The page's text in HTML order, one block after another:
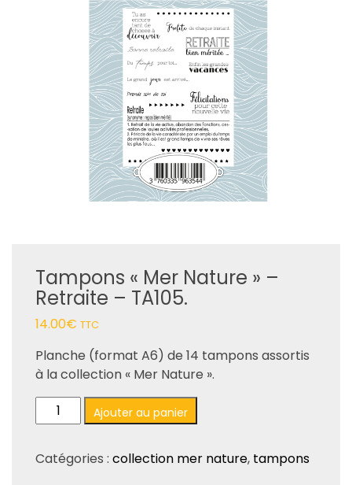
Tampons « Mer Nature » –
Retraite – TA105.
14.00€ TTC
Planche (format A6) de 14 tampons assortis
à la collection « Mer Nature ».
quantité
de
«
Ajouter au panier
Catégories : collection mer nature, tampons